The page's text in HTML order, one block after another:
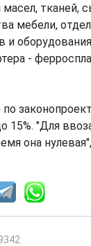
тканей,
мебели,
и
-
15%. "Для
она